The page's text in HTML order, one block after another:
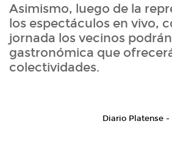
Asimismo, luego de la
los espectáculos en vivo,
jornada los vecinos
gastronómica que
colectividades.
Diario Platense